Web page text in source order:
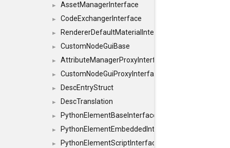
► AssetManagerInterface
► CodeExchangerInterface
► RendererDefaultMaterialInterface
► CustomNodeGuiBase
► AttributeManagerProxyInterface
► CustomNodeGuiProxyInterface
► DescEntryStruct
► DescTranslation
► PythonElementBaseInterface
► PythonElementEmbeddedInterface
► PythonElementScriptInterface